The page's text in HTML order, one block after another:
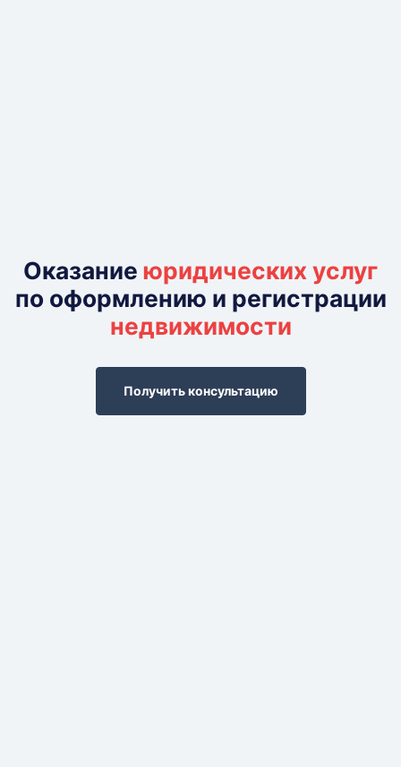
Оказание юридических услуг
по оформлению и регистрации
недвижимости
Получить консультацию